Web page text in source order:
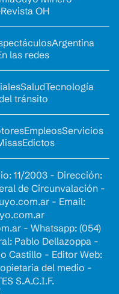
Revista OH
Argentina
las redes
SaludTecnología
tránsito
EmpleosServicios
Edictos
11/2003 - Dirección:
de Circunvalación -
- Email:
- Whatsapp: (054)
Pablo Dellazoppa -
Castillo - Editor Web:
del medio -
S.A.C.I.F.